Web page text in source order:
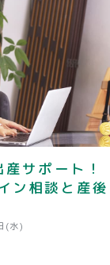
サポート！
ン相談と産後
(水)